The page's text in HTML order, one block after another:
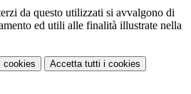
da questo utilizzati si avvalgono di
ed utili alle finalità illustrate nella
cookies Accetta tutti i cookies